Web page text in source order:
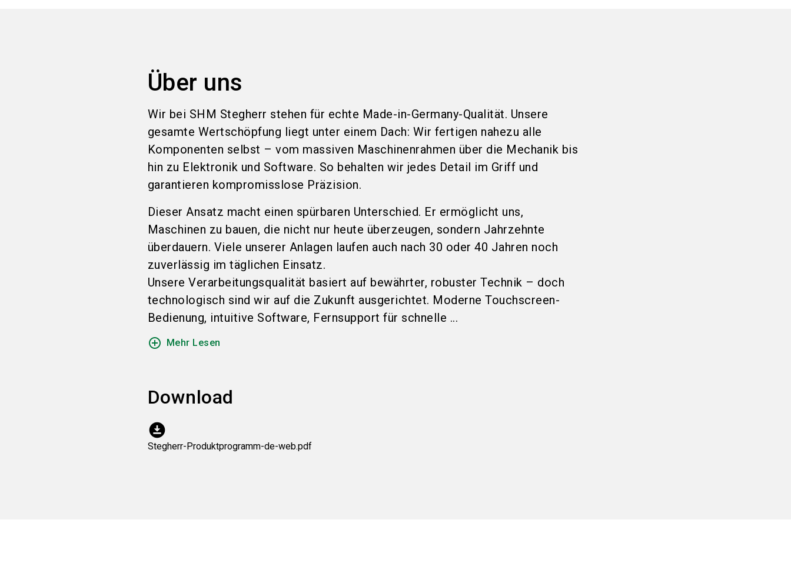
Über uns
Wir bei SHM Stegherr stehen für echte Made-in-Germany-Qualität. Unsere
gesamte Wertschöpfung liegt unter einem Dach: Wir fertigen nahezu alle
Komponenten selbst – vom massiven Maschinenrahmen über die Mechanik bis
hin zu Elektronik und Software. So behalten wir jedes Detail im Griff und
garantieren kompromisslose Präzision.
Dieser Ansatz macht einen spürbaren Unterschied. Er ermöglicht uns,
Maschinen zu bauen, die nicht nur heute überzeugen, sondern Jahrzehnte
überdauern. Viele unserer Anlagen laufen auch nach 30 oder 40 Jahren noch
zuverlässig im täglichen Einsatz.
Unsere Verarbeitungsqualität basiert auf bewährter, robuster Technik – doch
technologisch sind wir auf die Zukunft ausgerichtet. Moderne Touchscreen-
Bedienung, intuitive Software, Fernsupport für schnelle ...
add_circle_outline
Mehr Lesen
Download
download_for_offline
Stegherr-Produktprogramm-de-web.pdf